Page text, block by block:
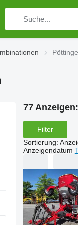
77 Anzeigen:
Filter
Sortierung:
Anzeigendatum